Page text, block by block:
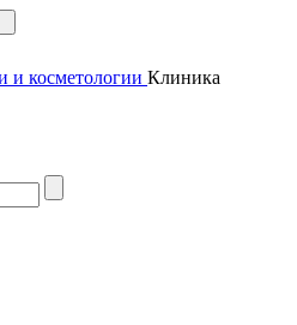
Клиника